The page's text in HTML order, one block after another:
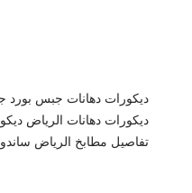
ديكورات دهانات جبس بورد
ديكورات دهانات الرياض
تفاصيل مطابخ الرياض